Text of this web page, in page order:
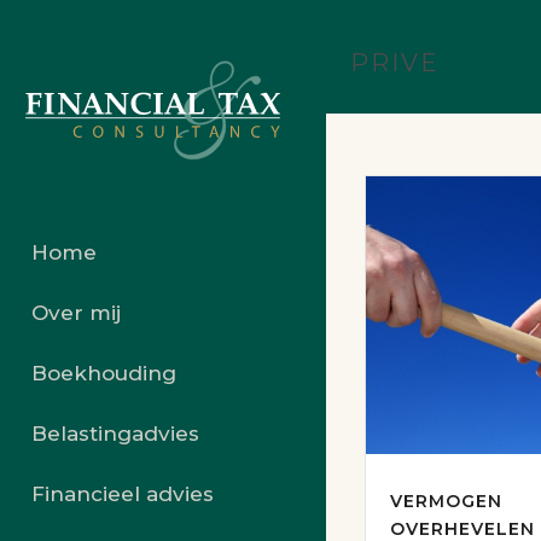
Home
Over mij
Boekhouding
Belastingadvies
Financieel advies
PRIVE
VERMOGEN
OVERHEVELEN